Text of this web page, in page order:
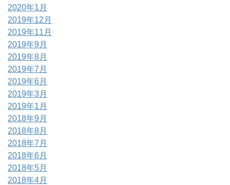
2020年1月
2019年12月
2019年11月
2019年9月
2019年8月
2019年7月
2019年6月
2019年3月
2019年1月
2018年9月
2018年8月
2018年7月
2018年6月
2018年5月
2018年4月